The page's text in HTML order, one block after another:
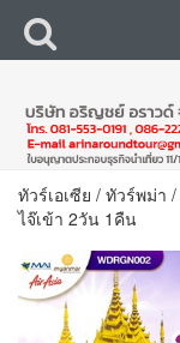
ทัวร์เอเซีย / ทัวร์พม่า /
ไจ๊เข้า 2วัน 1คืน